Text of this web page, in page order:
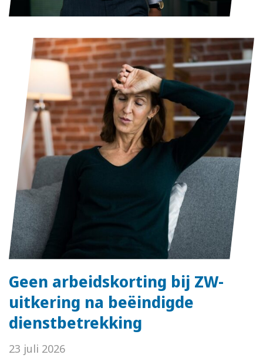
Geen arbeidskorting bij ZW-
uitkering na beëindigde
dienstbetrekking
23 juli 2026